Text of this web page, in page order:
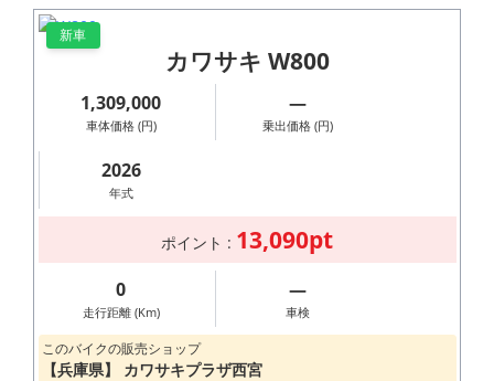
ン
「PURE
を標榜するモノ
づくりはぜひ店
頭にてご確認下
さい。
新車
カワサキ W800
1,309,000
車体価格 (円)
―
乗出価格 (円)
2026
年式
ポイント : 13,090pt
0
走行距離 (Km)
―
車検
このバイクの販売ショップ
【兵庫県】 カワサキプラザ西宮